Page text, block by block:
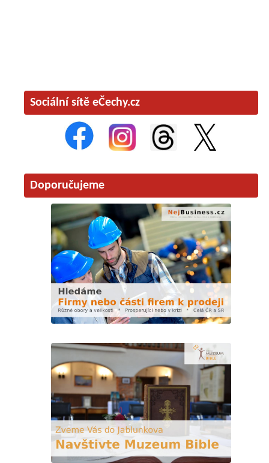
Sociální sítě eČechy.cz
Doporučujeme